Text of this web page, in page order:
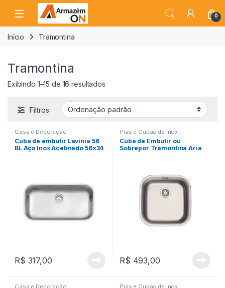
0
Início Tramontina
Tramontina
Exibindo 1–15 de 16 resultados
Filtros
Casa e Decoração
Cuba de embutir Lavínia 56
BL Aço Inox Acetinado 56×34
R$ 317,00
Pias e Cubas de Inox
Cuba de Embutir ou
Sobrepor Tramontina Aria
R$ 493,00
Casa e Decoração Pias e Cubas de Inox